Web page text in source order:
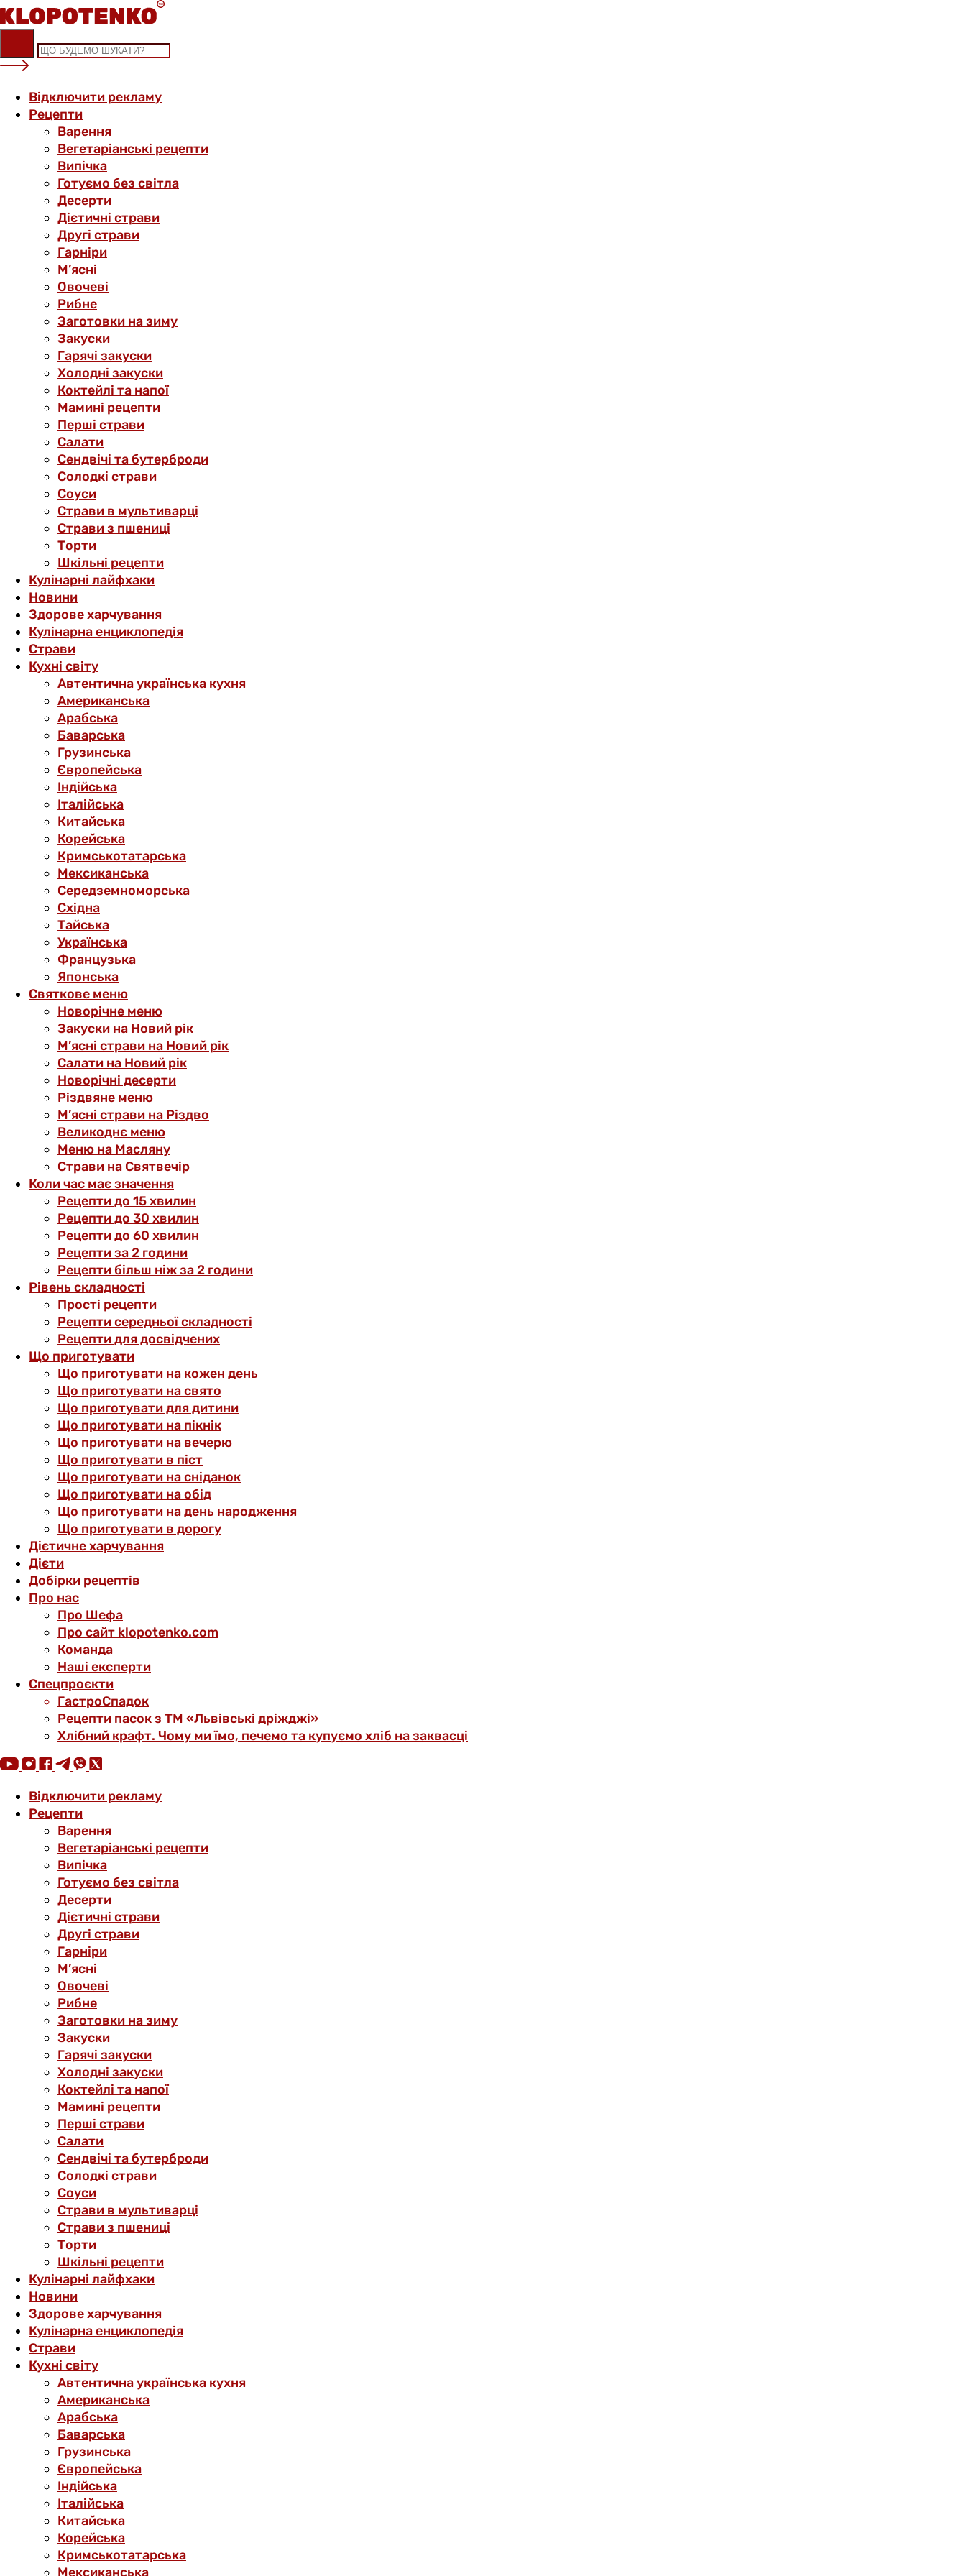
Skip
to
content
Відключити рекламу
Рецепти
Варення
Вегетаріанські рецепти
Випічка
Готуємо без світла
Десерти
Дієтичні страви
Другі страви
Гарніри
М’ясні
Овочеві
Рибне
Заготовки на зиму
Закуски
Гарячі закуски
Холодні закуски
Коктейлі та напої
Мамині рецепти
Перші страви
Салати
Сендвічі та бутерброди
Солодкі страви
Соуси
Страви в мультиварці
Страви з пшениці
Торти
Шкільні рецепти
Кулінарні лайфхаки
Новини
Здорове харчування
Кулінарна енциклопедія
Страви
Кухні світу
Автентична українська кухня
Американська
Арабська
Баварська
Грузинська
Європейська
Індійська
Італійська
Китайська
Корейська
Кримськотатарська
Мексиканська
Середземноморська
Східна
Тайська
Українська
Французька
Японська
Святкове меню
Новорічне меню
Закуски на Новий рік
М’ясні страви на Новий рік
Салати на Новий рік
Новорічні десерти
Різдвяне меню
М’ясні страви на Різдво
Великоднє меню
Меню на Масляну
Страви на Святвечір
Коли час має значення
Рецепти до 15 хвилин
Рецепти до 30 хвилин
Рецепти до 60 хвилин
Рецепти за 2 години
Рецепти більш ніж за 2 години
Рівень складності
Прості рецепти
Рецепти середньої складності
Рецепти для досвідчених
Що приготувати
Що приготувати на кожен день
Що приготувати на свято
Що приготувати для дитини
Що приготувати на пікнік
Що приготувати на вечерю
Що приготувати в піст
Що приготувати на сніданок
Що приготувати на обід
Що приготувати на день народження
Що приготувати в дорогу
Дієтичне харчування
Дієти
Добірки рецептів
Про нас
Про Шефа
Про сайт klopotenko.com
Команда
Наші експерти
Спецпроєкти
ГастроСпадок
Рецепти пасок з ТМ «Львівські дріжджі»
Хлібний крафт. Чому ми їмо, печемо та купуємо хліб на заквасці
Відключити рекламу
Рецепти
Варення
Вегетаріанські рецепти
Випічка
Готуємо без світла
Десерти
Дієтичні страви
Другі страви
Гарніри
М’ясні
Овочеві
Рибне
Заготовки на зиму
Закуски
Гарячі закуски
Холодні закуски
Коктейлі та напої
Мамині рецепти
Перші страви
Салати
Сендвічі та бутерброди
Солодкі страви
Соуси
Страви в мультиварці
Страви з пшениці
Торти
Шкільні рецепти
Кулінарні лайфхаки
Новини
Здорове харчування
Кулінарна енциклопедія
Страви
Кухні світу
Автентична українська кухня
Американська
Арабська
Баварська
Грузинська
Європейська
Індійська
Італійська
Китайська
Корейська
Кримськотатарська
Мексиканська